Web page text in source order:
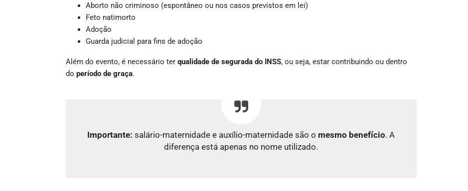
Aborto não criminoso (espontâneo ou nos casos previstos em lei)
Feto natimorto
Adoção
Guarda judicial para fins de adoção
Além do evento, é necessário ter qualidade de segurada do INSS, ou seja, estar contribuindo ou dentro
do período de graça.
Importante: salário-maternidade e auxílio-maternidade são o mesmo benefício. A
diferença está apenas no nome utilizado.